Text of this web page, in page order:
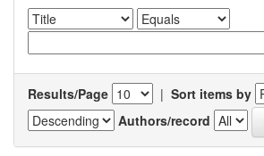
Results/Page | Sort items by
Authors/record